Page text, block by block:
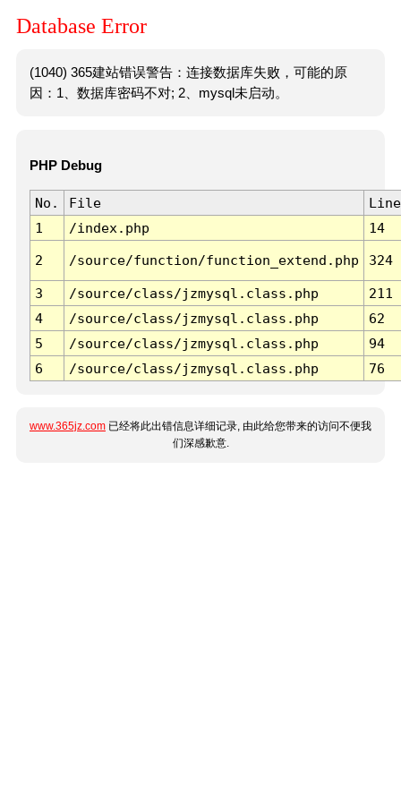
Database Error
(1040) 365建站错误警告：连接数据库失败，可能的原
因：1、数据库密码不对; 2、mysql未启动。
PHP Debug
No. File
Line
1
/index.php 14
2 /source/function/function_extend.php 324
3 /source/class/jzmysql.class.php
211
4
/source/class/jzmysql.class.php
62
5
/source/class/jzmysql.class.php
94
6
/source/class/jzmysql.class.php 76
www.365jz.com 已经将此出错信息详细记录, 由此给您带来的访问不便我
们深感歉意.